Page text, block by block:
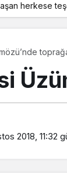
herkese
2018, 11:32